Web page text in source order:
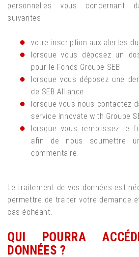
personnelles vous concernant
suivantes :
votre inscription aux alertes du
lorsque vous déposez un
pour le Fonds Groupe SEB
lorsque vous déposez une
de SEB Alliance
lorsque vous nous contactez
service Innovate with Groupe
lorsque vous remplissez le
afin de nous soumettre
commentaire.
Le traitement de vos données est
permettre de traiter votre demande
cas échéant.
QUI POURRA
DONNÉES ?